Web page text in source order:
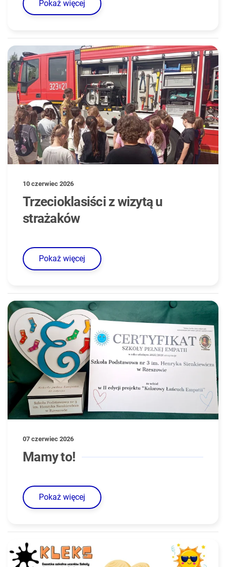
Pokaż więcej
10 czerwiec 2026
Trzecioklasiści z wizytą u
strażaków
Pokaż więcej
07 czerwiec 2026
Mamy to!
Pokaż więcej